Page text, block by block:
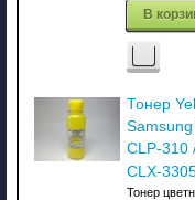
В
Тонер
CLP-310
CLX-
Тонер